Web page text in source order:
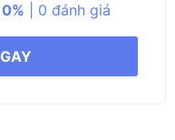
0% | 0 đánh giá